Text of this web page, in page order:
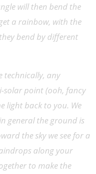
will then bend the
a rainbow, with the
bend by different
technically, any
solar point (ooh, fancy
light back to you. We
general the ground is
the sky we see for a
along your
to make the